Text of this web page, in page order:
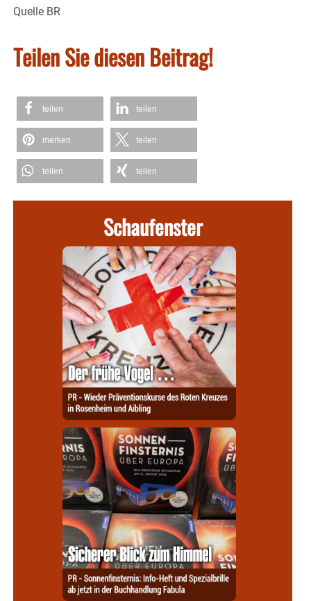
Quelle BR
Teilen Sie diesen Beitrag!
teilen teilen
merken teilen
teilen teilen
Schaufenster